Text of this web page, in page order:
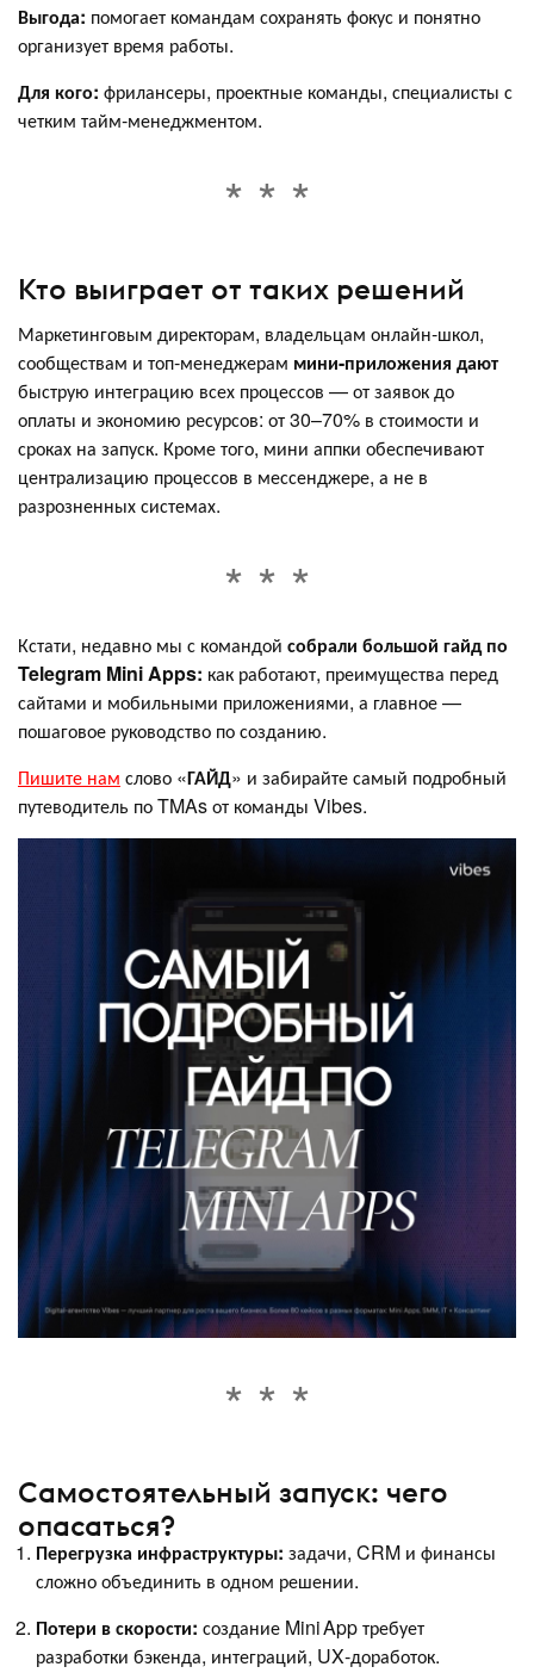
Выгода: помогает командам сохранять фокус и понятно
организует время работы.
Для кого: фрилансеры, проектные команды, специалисты с
четким тайм‑менеджментом.
Кто выиграет от таких решений
Маркетинговым директорам, владельцам онлайн‑школ,
сообществам и топ‑менеджерам мини-приложения дают
быструю интеграцию всех процессов — от заявок до
оплаты и экономию ресурсов: от 30–70% в стоимости и
сроках на запуск. Кроме того, мини аппки обеспечивают
централизацию процессов в мессенджере, а не в
разрозненных системах.
Кстати, недавно мы с командой собрали большой гайд по
Telegram Mini Apps: как работают, преимущества перед
сайтами и мобильными приложениями, а главное —
пошаговое руководство по созданию.
Пишите нам слово «ГАЙД» и забирайте самый подробный
путеводитель по TMAs от команды Vibes.
Самостоятельный запуск: чего
опасаться?
Перегрузка инфраструктуры: задачи, CRM и финансы
сложно объединить в одном решении.
Потери в скорости: создание Mini App требует
разработки бэкенда, интеграций, UX‑доработок.